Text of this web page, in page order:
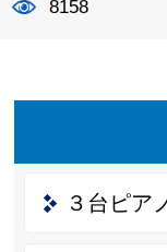
8158
３台ピア